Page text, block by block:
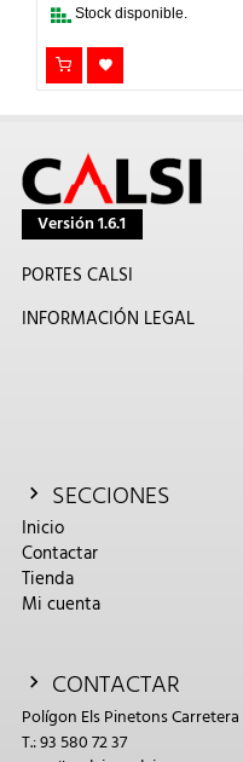
Stock disponible.
Versión 1.6.1
PORTES CALSI
INFORMACIÓN LEGAL
SECCIONES
Inicio
Contactar
Tienda
Mi cuenta
CONTACTAR
Polígon Els Pinetons
T.: 93 580 72 37